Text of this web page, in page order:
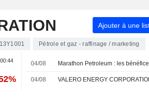
Ajouter à une
Pétrole et gaz - raffinage / marketing
04/08
04/08